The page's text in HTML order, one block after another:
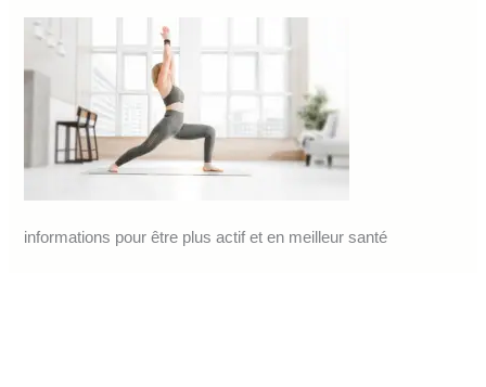
informations pour être plus actif et en meilleur santé